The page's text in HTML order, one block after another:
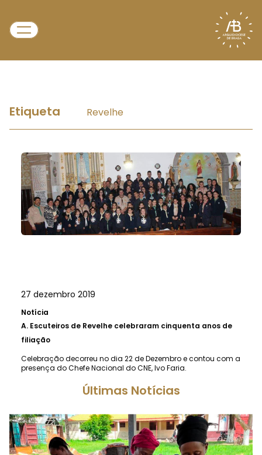
Etiqueta Revelhe
27 dezembro 2019
Notícia
A. Escuteiros de Revelhe celebraram cinquenta anos de
filiação
Celebração decorreu no dia 22 de Dezembro e contou com a
presença do Chefe Nacional do CNE, Ivo Faria.
Últimas Notícias